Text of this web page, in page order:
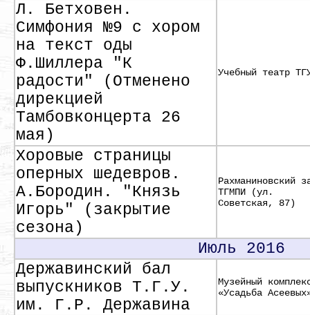
Л. Бетховен.
Симфония №9 с хором
на текст оды
Ф.Шиллера "К
радости" (Отменено
дирекцией
Тамбовконцерта 26
мая)
Учебный театр
Хоровые страницы
оперных шедевров.
А.Бородин. "Князь
Игорь" (закрытие
сезона)
Рахманиновский
ТГМПИ (ул.
Советская, 87)
Июль 2016
Державинский бал
выпускников Т.Г.У.
им. Г.Р. Державина
Музейный
«Усадьба